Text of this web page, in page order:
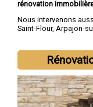
rénovation
Nous intervenons
Saint-Flour, Arpajon-